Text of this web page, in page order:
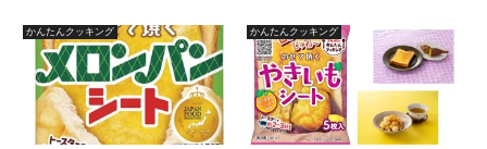
かんたんクッキング かんたんクッキング